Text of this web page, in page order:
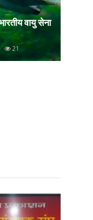
वायु सेना
21